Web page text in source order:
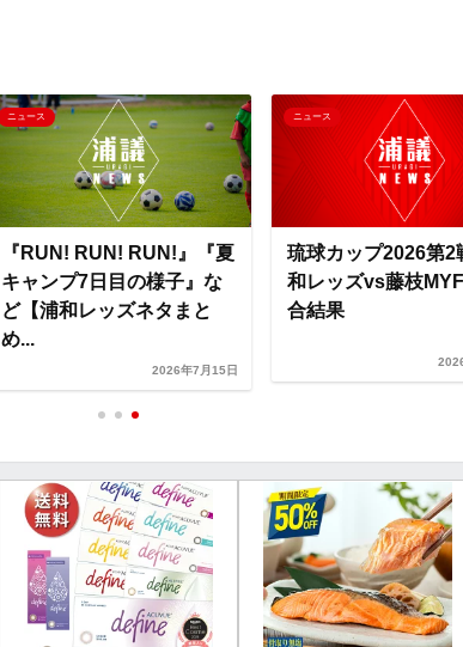
n
k
ニュース
『RUN! RUN! RUN!』『夏
キャンプ7日目の様子』な
ど【浦和レッズネタまと
め...
2026年7月15日
ニュース
琉球カップ2026第2
和レッズvs藤枝
合結果